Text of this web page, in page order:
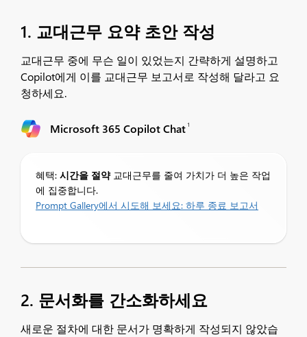
1. 교대근무 요약 초안 작성
교대근무 중에 무슨 일이 있었는지 간략하게 설명하고
Copilot에게 이를 교대근무 보고서로 작성해 달라고 요
청하세요.
Microsoft 365 Copilot Chat 1
혜택: 시간을 절약교대근무를 줄여 가치가 더 높은 작업
에 집중합니다.
Prompt Gallery에서 시도해 보세요: 하루 종료 보고서
2. 문서화를 간소화하세요
새로운 절차에 대한 문서가 명확하게 작성되지 않았습